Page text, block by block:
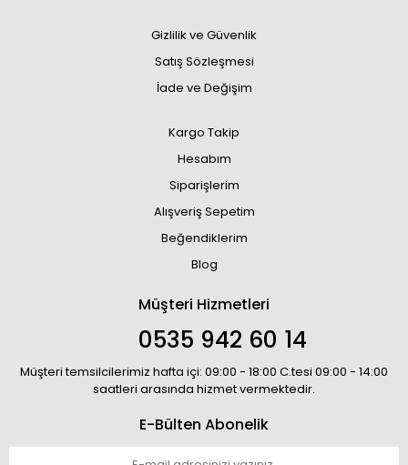
Gizlilik ve Güvenlik
Satış Sözleşmesi
İade ve Değişim
Kargo Takip
Hesabım
Siparişlerim
Alışveriş Sepetim
Beğendiklerim
Blog
Müşteri Hizmetleri
0535 942 60 14
Müşteri temsilcilerimiz hafta içi: 09:00 - 18:00 C.tesi 09:00 - 14:00
saatleri arasında hizmet vermektedir.
E-Bülten Abonelik